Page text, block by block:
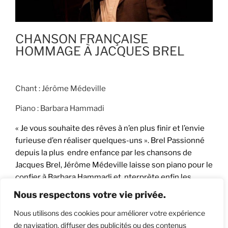
Nous respectons votre vie privée.
Nous utilisons des cookies pour améliorer votre expérience
de navigation, diffuser des publicités ou des contenus
CHANSON FRANÇAISE
HOMMAGE À JACQUES BREL
Chant : Jérôme Médeville
Piano : Barbara Hammadi
« Je vous souhaite des rêves à n’en plus finir et l’envie
furieuse d’en réaliser quelques-uns ». Brel Passionné
depuis la plus endre enfance par les chansons de
Jacques Brel, Jérôme Médeville laisse son piano pour le
confier à Barbara Hammadi et nterprète enfin les
chansons qui le transportent.
Un concert envoûtant, truffé d’anecdotes sur la vie du
grand homme, un piano accompagnant à la manière de